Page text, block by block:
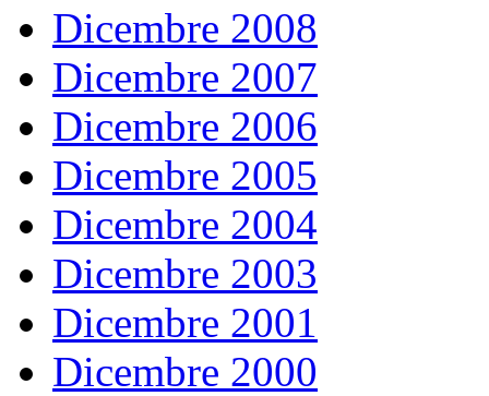
Dicembre 2008
Dicembre 2007
Dicembre 2006
Dicembre 2005
Dicembre 2004
Dicembre 2003
Dicembre 2001
Dicembre 2000